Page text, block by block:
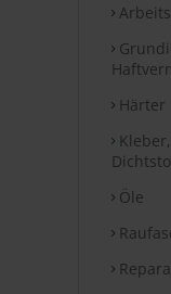
Härter
Öle